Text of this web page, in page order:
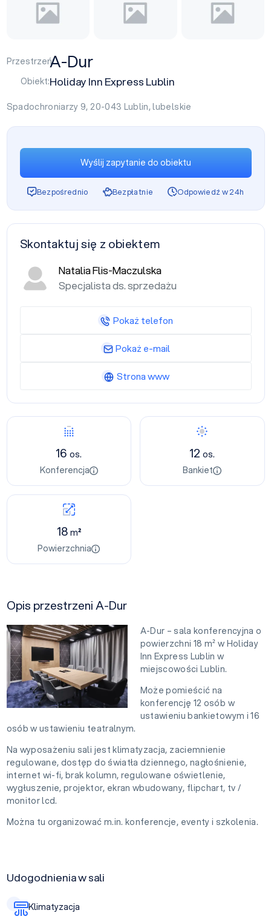
Przestrzeń:A-Dur
Obiekt:Holiday Inn Express Lublin
Spadochroniarzy 9, 20-043 Lublin,lubelskie
16os.
Konferencja
12os.
Bankiet
18m²
Powierzchnia
Opis przestrzeni A-Dur
A-Dur – sala konferencyjna o
powierzchni 18 m² w Holiday
Inn Express Lublin w
miejscowości Lublin.
Może pomieścić na
konferencję 12 osób w
ustawieniu bankietowym i 16
osób w ustawieniu teatralnym.
Na wyposażeniu sali jest klimatyzacja, zaciemnienie
regulowane, dostęp do światła dziennego, nagłośnienie,
internet wi-fi, brak kolumn, regulowane oświetlenie,
wygłuszenie, projektor, ekran wbudowany, flipchart, tv /
monitor lcd.
Można tu organizować m.in. konferencje, eventy i szkolenia.
Udogodnienia w sali
Klimatyzacja
Wyślij zapytanie do obiektu
Bezpośrednio Bezpłatnie Odpowiedź w 24h
Skontaktuj się z obiektem
Natalia Flis-Maczulska
Specjalista ds. sprzedażu
Pokaż telefon
Pokaż e-mail
Strona www